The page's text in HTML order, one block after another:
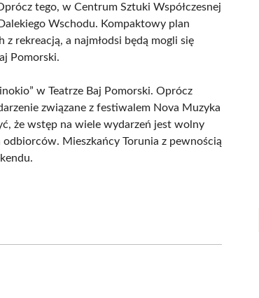
tego, w Centrum Sztuki Współczesnej
Wschodu. Kompaktowy plan
rekreacją, a najmłodsi będą mogli się
Pomorski.
w Teatrze Baj Pomorski. Oprócz
związane z festiwalem Nova Muzyka
że wstęp na wiele wydarzeń jest wolny
Mieszkańcy Torunia z pewnością